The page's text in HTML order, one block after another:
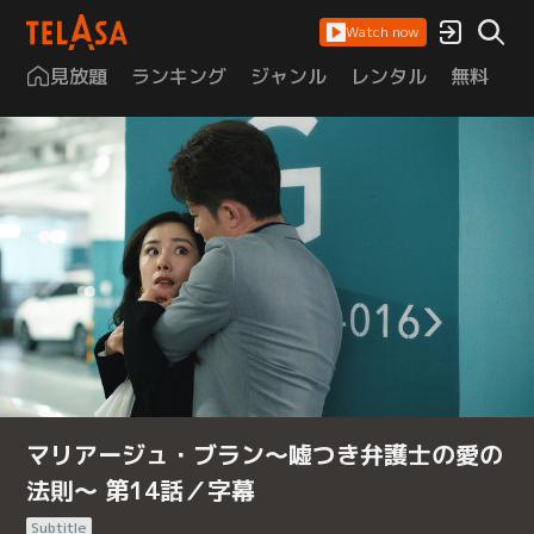
Watch now
見放題 ランキング ジャンル レンタル 無料
マリアージュ・ブラン～嘘つき弁護士の愛の
法則～ 第14話／字幕
Subtitle